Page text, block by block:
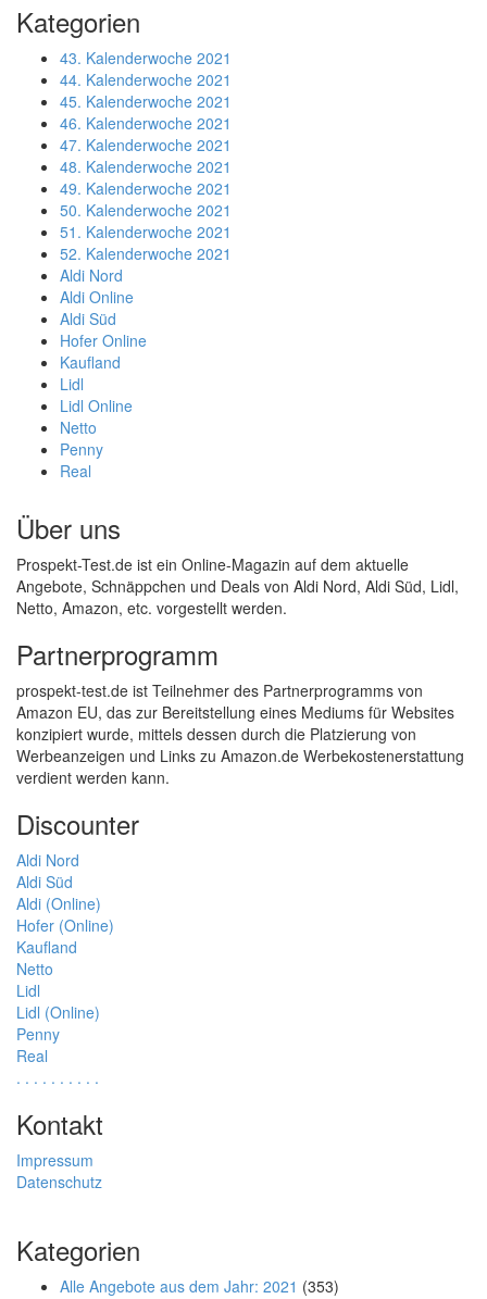
Kategorien
43. Kalenderwoche 2021
44. Kalenderwoche 2021
45. Kalenderwoche 2021
46. Kalenderwoche 2021
47. Kalenderwoche 2021
48. Kalenderwoche 2021
49. Kalenderwoche 2021
50. Kalenderwoche 2021
51. Kalenderwoche 2021
52. Kalenderwoche 2021
Aldi Nord
Aldi Online
Aldi Süd
Hofer Online
Kaufland
Lidl
Lidl Online
Netto
Penny
Real
Über uns
Prospekt-Test.de ist ein Online-Magazin auf dem aktuelle
Angebote, Schnäppchen und Deals von Aldi Nord, Aldi Süd, Lidl,
Netto, Amazon, etc. vorgestellt werden.
Partnerprogramm
prospekt-test.de ist Teilnehmer des Partnerprogramms von
Amazon EU, das zur Bereitstellung eines Mediums für Websites
konzipiert wurde, mittels dessen durch die Platzierung von
Werbeanzeigen und Links zu Amazon.de Werbekostenerstattung
verdient werden kann.
Discounter
Aldi Nord
Aldi Süd
Aldi (Online)
Hofer (Online)
Kaufland
Netto
Lidl
Lidl (Online)
Penny
Real
. . . . . . . . . .
Kontakt
Impressum
Datenschutz
Kategorien
Alle Angebote aus dem Jahr: 2021 (353)